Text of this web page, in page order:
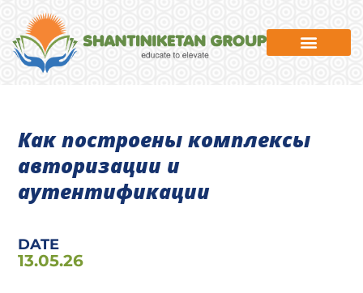
Как построены комплексы
авторизации и
аутентификации
DATE
13.05.26